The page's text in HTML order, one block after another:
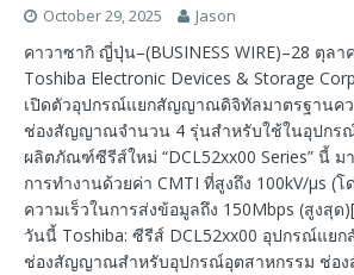
October 29, 2025 Jason
คาวาซากิ ญี่ปุ่น–(BUSINESS WIRE)–28 ตุล
Toshiba Electronic Devices & Storage
เปิดตัวอุปกรณ์แยกสัญญาณดิจิทัลมาตรฐานคว
ช่องสัญญาณจำนวน 4 รุ่นสำหรับใช้ในอุปกร
ผลิตภัณฑ์ซีรีส์ใหม่ “DCL52xx00 Series” นี้ ม
การทำงานด้วยค่า CMTI ที่สูงถึง 100kV/μs (
ความเร็วในการส่งข้อมูลถึง 150Mbps (สูงสุด
วันนี้ Toshiba: ซีรีส์ DCL52xx00 อุปกรณ์แย
ช่องสัญญาณสำหรับอุปกรณ์อุตสาหกรรม ช่อ